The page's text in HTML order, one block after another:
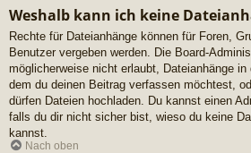
Weshalb kann ich keine
Rechte für Dateianhänge können für Foren,
Benutzer vergeben werden. Die Board-
möglicherweise nicht erlaubt, Dateianhänge
dem du deinen Beitrag verfassen möchtest,
dürfen Dateien hochladen. Du kannst einen
falls du dir nicht sicher bist, wieso du keine
kannst.
Nach oben